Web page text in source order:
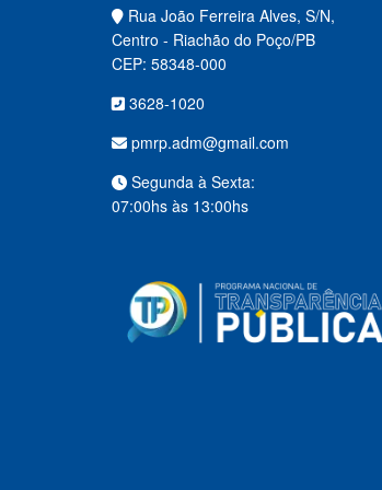
Rua João Ferreira Alves, S/N,
Centro - Riachão do Poço/PB
CEP: 58348-000
3628-1020
pmrp.adm@gmail.com
Segunda à Sexta:
07:00hs às 13:00hs